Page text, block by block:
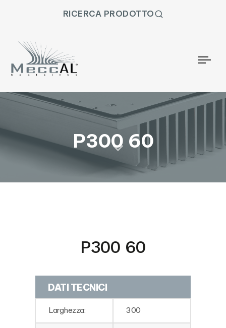
RICERCA PRODOTTO
P300 60
P300 60
DATI TECNICI
Larghezza: 300